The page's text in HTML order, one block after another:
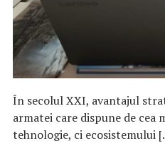
În secolul XXI, avantajul
armatei care dispune de cea
tehnologie, ci ecosistemului